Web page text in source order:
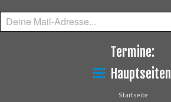
Deine
Mail-
Termine:
Hauptseiten
Startseite